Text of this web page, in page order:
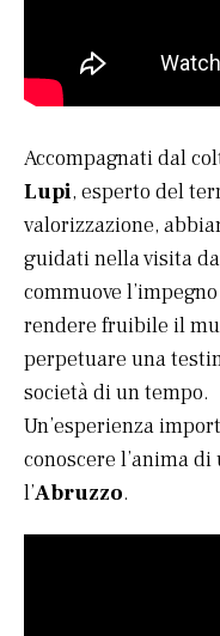
Accompagnati dal
Lupi, esperto del
valorizzazione,
guidati nella visita da
commuove
rendere fruibile il
perpetuare una
società di un tempo.
Un’esperienza
conoscere l’anima
l’Abruzzo.